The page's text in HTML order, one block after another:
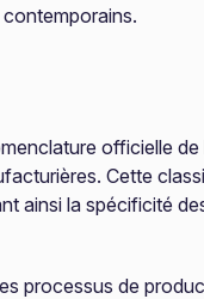
officielle
Cette
ainsi la spécificité
processus de